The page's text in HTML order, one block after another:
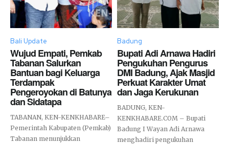
Bali Update
Wujud Empati, Pemkab
Tabanan Salurkan
Bantuan bagi Keluarga
Terdampak
Pengeroyokan di Batunya
dan Sidatapa
TABANAN, KEN-KENKHABARE–
Pemerintah Kabupaten (Pemkab)
Tabanan menunjukkan
Badung
Bupati Adi Arnawa Hadiri
Pengukuhan Pengurus
DMI Badung, Ajak Masjid
Perkuat Karakter Umat
dan Jaga Kerukunan
BADUNG, KEN-
KENKHABARE.COM – Bupati
Badung I Wayan Adi Arnawa
menghadiri pengukuhan